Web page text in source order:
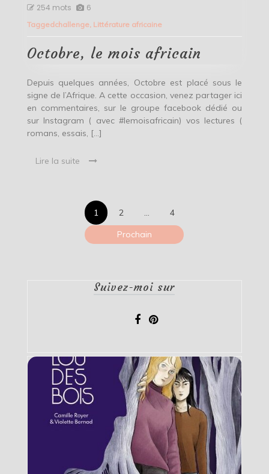
254 mots 6
Taggedchallenge, Littérature africaine
Octobre, le mois africain
Depuis quelques années, Octobre est placé sous le
signe de l’Afrique. A cette occasion, venez partager ici
en commentaires, sur le groupe facebook dédié ou
sur Instagram ( avec #lemoisafricain) vos lectures (
romans, essais, […]
Lire la suite
Pagination
des
1 2 …
4
Prochain
Suivez-moi sur